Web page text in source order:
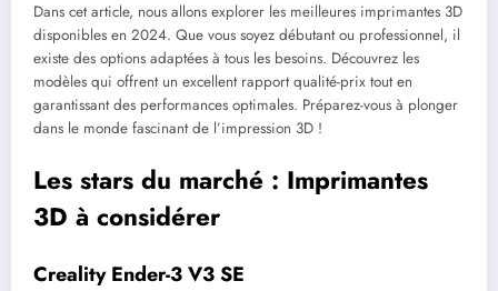
Dans cet article, nous allons explorer les meilleures imprimantes 3D
disponibles en 2024. Que vous soyez débutant ou professionnel, il
existe des options adaptées à tous les besoins. Découvrez les
modèles qui offrent un excellent rapport qualité-prix tout en
garantissant des performances optimales. Préparez-vous à plonger
dans le monde fascinant de l’impression 3D !
Les stars du marché : Imprimantes
3D à considérer
Creality Ender-3 V3 SE